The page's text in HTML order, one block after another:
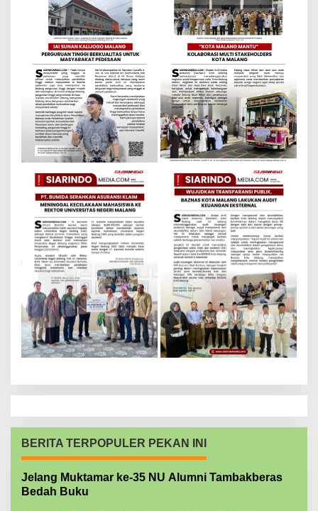
BERITA TERPOPULER PEKAN INI
Jelang Muktamar ke-35 NU Alumni Tambakberas
Bedah Buku